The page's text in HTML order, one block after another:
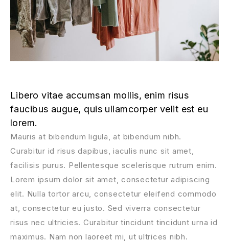
Libero vitae accumsan mollis, enim risus
faucibus augue, quis ullamcorper velit est eu
lorem.
Mauris at bibendum ligula, at bibendum nibh.
Curabitur id risus dapibus, iaculis nunc sit amet,
facilisis purus. Pellentesque scelerisque rutrum enim.
Lorem ipsum dolor sit amet, consectetur adipiscing
elit. Nulla tortor arcu, consectetur eleifend commodo
at, consectetur eu justo. Sed viverra consectetur
risus nec ultricies. Curabitur tincidunt tincidunt urna id
maximus. Nam non laoreet mi, ut ultrices nibh.